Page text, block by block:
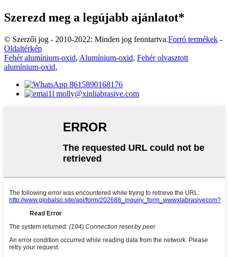
Szerezd meg a legújabb ajánlatot*
© Szerzői jog - 2010-2022: Minden jog fenntartva.Forró termékek -
Oldaltérkép
Fehér alumínium-oxid, Alumínium-oxid, Fehér olvasztott
alumínium-oxid,
8615890168176
molly@xinliabrasive.com